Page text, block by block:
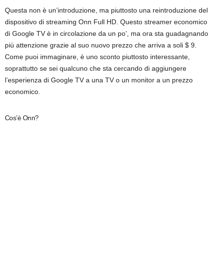
Questa non è un’introduzione, ma piuttosto una reintroduzione del
dispositivo di streaming Onn Full HD. Questo streamer economico
di Google TV è in circolazione da un po’, ma ora sta guadagnando
più attenzione grazie al suo nuovo prezzo che arriva a soli $ 9.
Come puoi immaginare, è uno sconto piuttosto interessante,
soprattutto se sei qualcuno che sta cercando di aggiungere
l’esperienza di Google TV a una TV o un monitor a un prezzo
economico.
Cos’è Onn?